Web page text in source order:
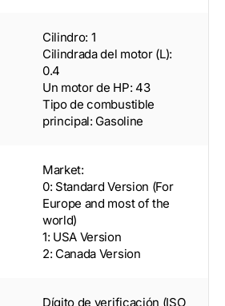
Cilindro: 1
Cilindrada del motor (L):
0.4
Un motor de HP: 43
Tipo de combustible
principal: Gasoline
Market:
0: Standard Version (For
Europe and most of the
world)
1: USA Version
2: Canada Version
Dígito de verificación (ISO